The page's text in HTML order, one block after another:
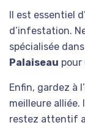
Il est essentiel
d’infestation.
spécialisée
Palaiseau pour
Enfin, gardez à
meilleure
restez attentif